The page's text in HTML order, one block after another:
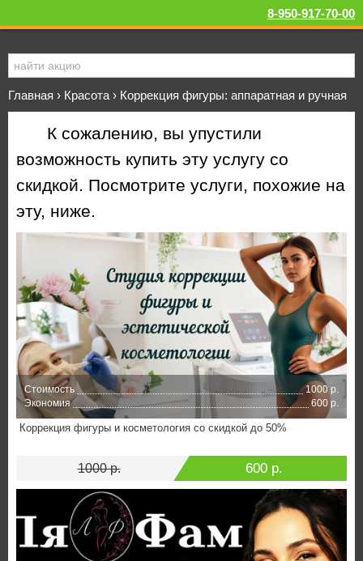
8-950-917-70-00
Главная › Красота › Коррекция фигуры: аппаратная и ручная
К сожалению, вы упустили
возможность купить эту услугу со
скидкой. Посмотрите услуги, похожие на
эту, ниже.
Стоимость
1000 р.
Экономия
600 р.
Коррекция фигуры и косметология со скидкой до 50%
1000 р. 600 р.